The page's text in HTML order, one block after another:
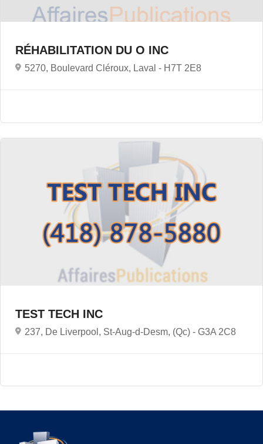
RÉHABILITATION DU O INC
5270, Boulevard Cléroux, Laval - H7T 2E8
TEST TECH INC
237, De Liverpool, St-Aug-d-Desm, (Qc) - G3A 2C8